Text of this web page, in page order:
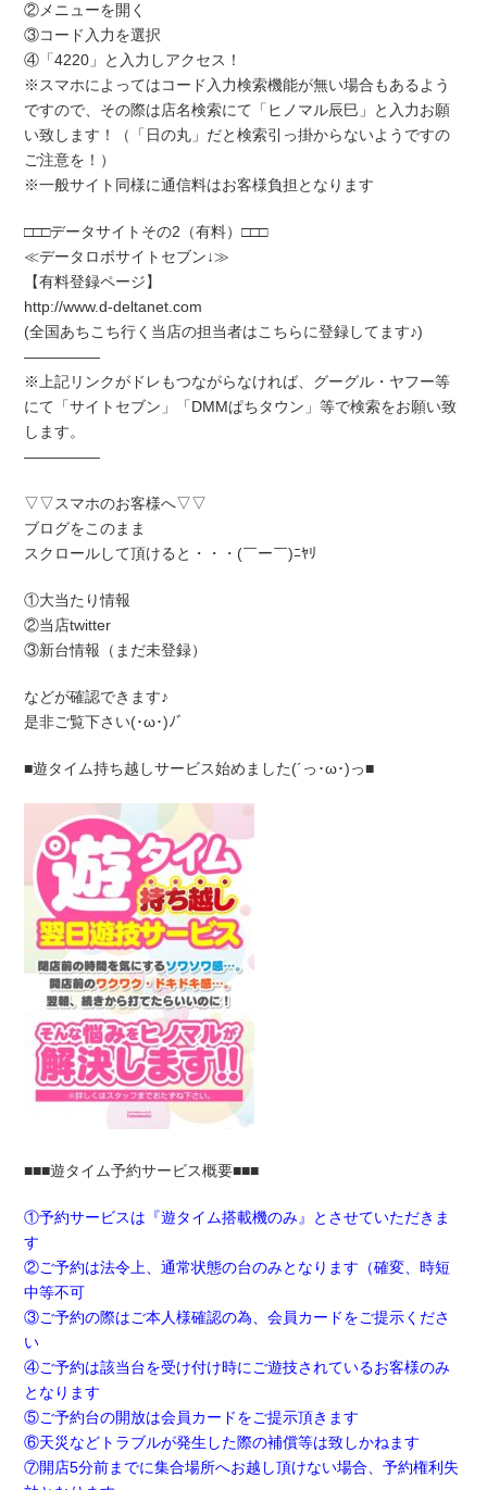
②メニューを開く
③コード入力を選択
④「4220」と入力しアクセス！
※スマホによってはコード入力検索機能が無い場合もあるよう
ですので、その際は店名検索にて「ヒノマル辰巳」と入力お願
い致します！（「日の丸」だと検索引っ掛からないようですの
ご注意を！）
※一般サイト同様に通信料はお客様負担となります
□□□データサイトその2（有料）□□□
≪データロボサイトセブン↓≫
【有料登録ページ】
http://www.d-deltanet.com
(全国あちこち行く当店の担当者はこちらに登録してます♪)
―――――
※上記リンクがドレもつながらなければ、グーグル・ヤフー等
にて「サイトセブン」「DMMぱちタウン」等で検索をお願い致
します。
―――――
▽▽スマホのお客様へ▽▽
ブログをこのまま
スクロールして頂けると・・・(￣ー￣)ﾆﾔﾘ
①大当たり情報
②当店twitter
③新台情報（まだ未登録）
などが確認できます♪
是非ご覧下さい(･ω･)ﾉﾞ
■遊タイム持ち越しサービス始めました(´っ･ω･)っ■
■■■遊タイム予約サービス概要■■■
①予約サービスは『遊タイム搭載機のみ』とさせていただきま
す
②ご予約は法令上、通常状態の台のみとなります（確変、時短
中等不可
③ご予約の際はご本人様確認の為、会員カードをご提示くださ
い
④ご予約は該当台を受け付け時にご遊技されているお客様のみ
となります
⑤ご予約台の開放は会員カードをご提示頂きます
⑥天災などトラブルが発生した際の補償等は致しかねます
⑦開店5分前までに集合場所へお越し頂けない場合、予約権利失